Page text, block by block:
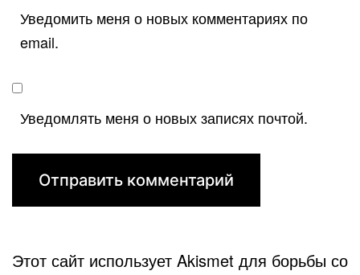
Уведомить меня о новых комментариях по
email.
Уведомлять меня о новых записях почтой.
Этот сайт использует Akismet для борьбы со